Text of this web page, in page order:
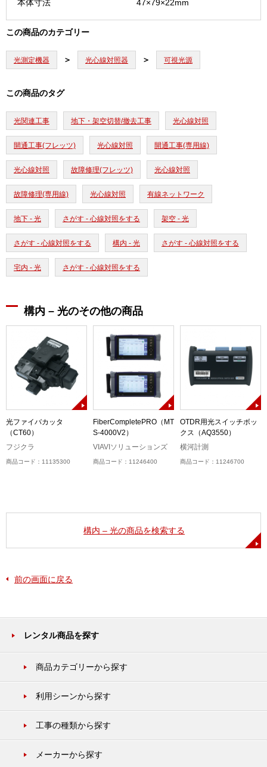
本体寸法 47×79×22mm
この商品のカテゴリー
光測定機器 光心線対照器 可視光源
この商品のタグ
光関連工事 地下・架空切替/撤去工事 光心線対照
開通工事(フレッツ) 光心線対照 開通工事(専用線)
光心線対照 故障修理(フレッツ) 光心線対照
故障修理(専用線) 光心線対照 有線ネットワーク
地下 - 光 さがす - 心線対照をする 架空 - 光
さがす - 心線対照をする 構内 - 光 さがす - 心線対照をする
宅内 - 光 さがす - 心線対照をする
構内 – 光のその他の商品
光ファイバカッタ
（CT60）
フジクラ
商品コード：11135300
FiberCompletePRO（MT
S-4000V2）
VIAVIソリューションズ
商品コード：11246400
OTDR用光スイッチボッ
クス（AQ3550）
横河計測
商品コード：11246700
構内 – 光の商品を検索する
前の画面に戻る
レンタル商品を探す
商品カテゴリーから探す
利用シーンから探す
工事の種類から探す
メーカーから探す